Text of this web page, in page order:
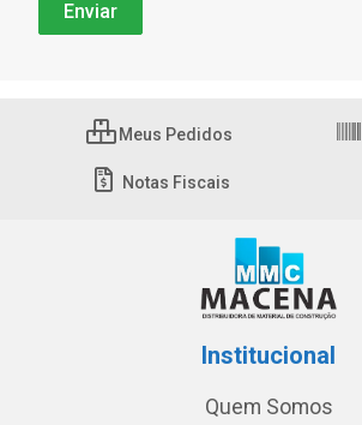
Meus Pedidos
Notas Fiscais
Institucional
Quem Somos